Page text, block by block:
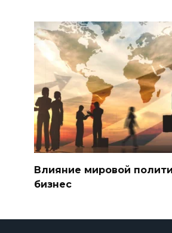
Влияние мировой
бизнес